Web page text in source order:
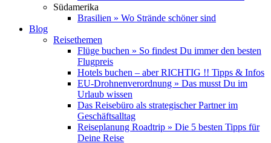
Südamerika
Brasilien » Wo Strände schöner sind
Blog
Reisethemen
Flüge buchen » So findest Du immer den besten
Flugpreis
Hotels buchen – aber RICHTIG !! Tipps & Infos
EU-Drohnenverordnung » Das musst Du im
Urlaub wissen
Das Reisebüro als strategischer Partner im
Geschäftsalltag
Reiseplanung Roadtrip » Die 5 besten Tipps für
Deine Reise